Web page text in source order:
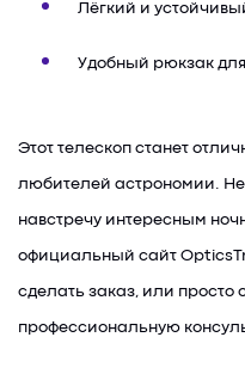
Лёгкий и
Удобный рюкзак
Этот телескоп станет
любителей астрономии.
навстречу интересным
официальный сайт
сделать заказ, или просто
профессиональную